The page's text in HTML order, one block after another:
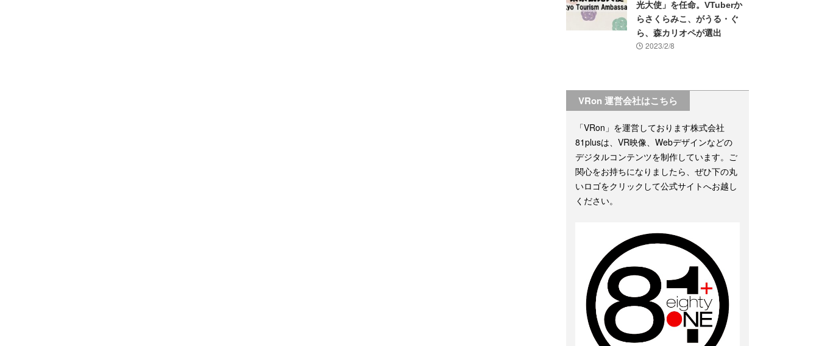
光大使」を任命。VTuberか
らさくらみこ、がうる・ぐ
ら、森カリオペが選出
2023/2/8
VRon 運営会社はこちら
「VRon」を運営しております株式会社
81plusは、VR映像、Webデザインなどの
デジタルコンテンツを制作しています。ご
関心をお持ちになりましたら、ぜひ下の丸
いロゴをクリックして公式サイトへお越し
ください。